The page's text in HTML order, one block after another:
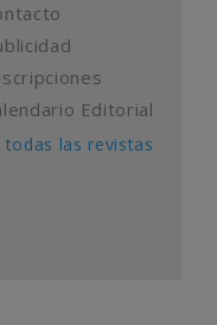
Editorial
todas las revistas